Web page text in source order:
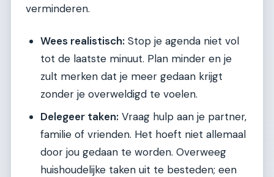
verminderen.
Wees realistisch: Stop je agenda niet vol
tot de laatste minuut. Plan minder en je
zult merken dat je meer gedaan krijgt
zonder je overweldigd te voelen.
Delegeer taken: Vraag hulp aan je partner,
familie of vrienden. Het hoeft niet allemaal
door jou gedaan te worden. Overweeg
huishoudelijke taken uit te besteden; een